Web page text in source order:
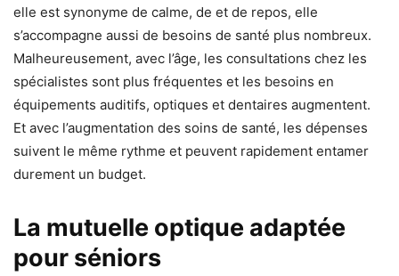
elle est synonyme de calme, de et de repos, elle
s’accompagne aussi de besoins de santé plus nombreux.
Malheureusement, avec l’âge, les consultations chez les
spécialistes sont plus fréquentes et les besoins en
équipements auditifs, optiques et dentaires augmentent.
Et avec l’augmentation des soins de santé, les dépenses
suivent le même rythme et peuvent rapidement entamer
durement un budget.
La mutuelle optique adaptée
pour séniors